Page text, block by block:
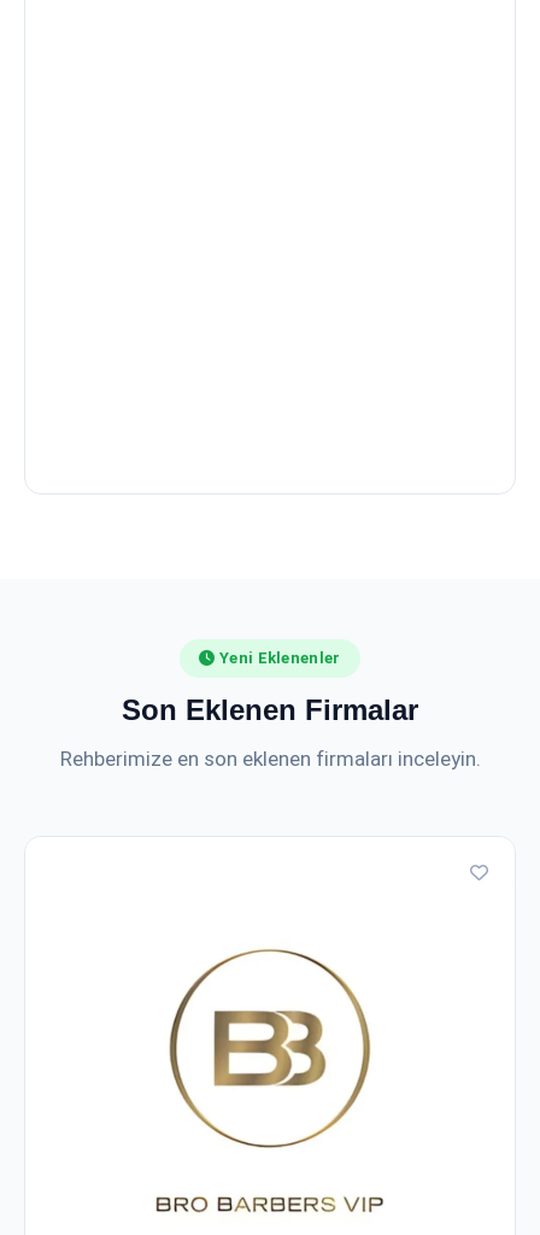
Yeni Eklenenler
Son Eklenen Firmalar
Rehberimize en son eklenen firmaları inceleyin.